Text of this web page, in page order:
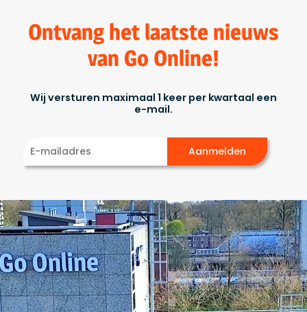
Ontvang het laatste nieuws
van Go Online!
Wij versturen maximaal 1 keer per kwartaal een
e-mail.